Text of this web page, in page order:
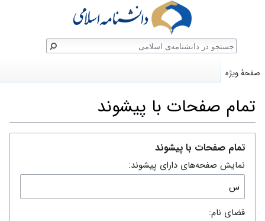
تمام صفحات با پیشوند
پرش
ناوبری
پرش
جستجو
تمام صفحات با پیشوند
نمایش صفحه‌های دارای پیشوند:
فضای نام:
صفحهٔ ویژه
جستجو